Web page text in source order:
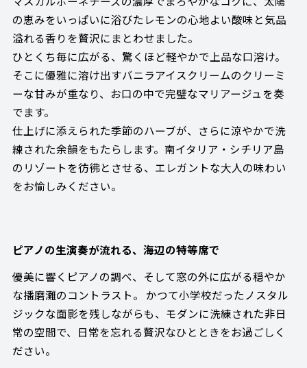
の恵みをいっぱいに浴びたレモンの心地よい酸味と気品
溢れる香りを贅沢にまとわせました。
ひとくち毎に広がる、驚くほど軽やかで上品な口溶け。
そこに優雅に溶け出すバニラアイスクリームのクリーミ
ーな甘みが重なり、お口の中で完璧なマリアージュを奏
でます。
仕上げに添えられた季節のハーブが、さらに涼やかで洗
練された余韻をもたらします。南イタリア・シチリア島
のリゾートを彷彿とさせる、エレガントな大人の味わい
をお愉しみください。
ピアノの生演奏が流れる、海辺の特等席で
優美に響くピアノの調べ、そして窓の外に広がる穏やか
な播磨灘のコントラスト。 かつて小学校だったノスタル
ジックな面影を残しながらも、モダンに洗練された非日
常の空間で、日常を忘れる贅沢なひとときをお過ごしく
ださい。